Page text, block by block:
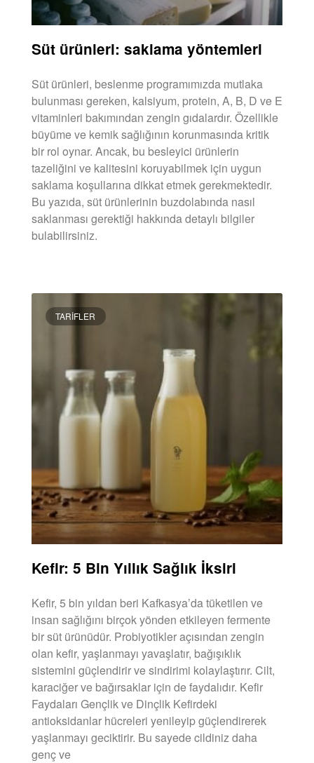
Süt ürünleri: saklama yöntemleri
Süt ürünleri, beslenme programımızda mutlaka
bulunması gereken, kalsiyum, protein, A, B, D ve E
vitaminleri bakımından zengin gıdalardır. Özellikle
büyüme ve kemik sağlığının korunmasında kritik
bir rol oynar. Ancak, bu besleyici ürünlerin
tazeliğini ve kalitesini koruyabilmek için uygun
saklama koşullarına dikkat etmek gerekmektedir.
Bu yazıda, süt ürünlerinin buzdolabında nasıl
saklanması gerektiği hakkında detaylı bilgiler
bulabilirsiniz.
TARIFLER
Kefir: 5 Bin Yıllık Sağlık İksiri
Kefir, 5 bin yıldan beri Kafkasya’da tüketilen ve
insan sağlığını birçok yönden etkileyen fermente
bir süt ürünüdür. Probiyotikler açısından zengin
olan kefir, yaşlanmayı yavaşlatır, bağışıklık
sistemini güçlendirir ve sindirimi kolaylaştırır. Cilt,
karaciğer ve bağırsaklar için de faydalıdır. Kefir
Faydaları Gençlik ve Dinçlik Kefirdeki
antioksidanlar hücreleri yenileyip güçlendirerek
yaşlanmayı geciktirir. Bu sayede cildiniz daha
genç ve